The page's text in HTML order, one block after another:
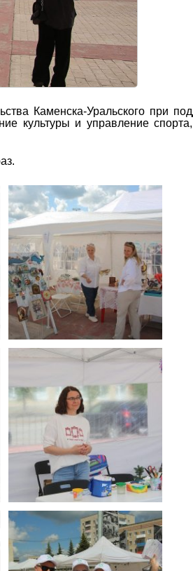
Каменска-Уральского при
культуры и управление